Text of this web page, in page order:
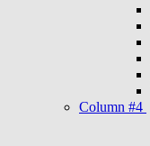
Column #4